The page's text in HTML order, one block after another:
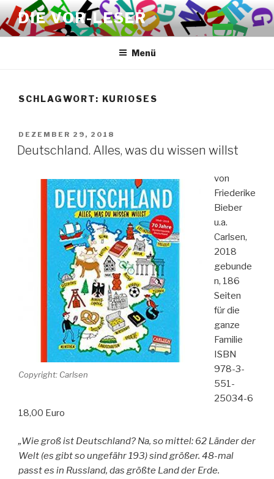
Zum
Inhalt
springen
DIE VOR-LESER
Menü
SCHLAGWORT: KURIOSES
VERÖFFENTLICHT
AM
DEZEMBER 29, 2018
Deutschland. Alles, was du wissen willst
Copyright: Carlsen
von
Friederike
Bieber
u.a.
Carlsen,
2018
gebunde
n, 186
Seiten
für die
ganze
Familie
ISBN
978-3-
551-
25034-6
18,00 Euro
„Wie groß ist Deutschland? Na, so mittel: 62 Länder der
Welt (es gibt so ungefähr 193) sind größer. 48-mal
passt es in Russland, das größte Land der Erde.